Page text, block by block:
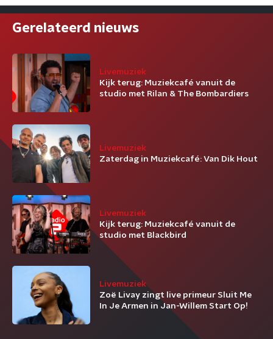
Gerelateerd nieuws
Livemuziek
Kijk terug: Muziekcafé vanuit de
studio met Rilan & The Bombardiers
Livemuziek
Zaterdag in Muziekcafé: Van Dik Hout
Livemuziek
Kijk terug: Muziekcafé vanuit de
studio met Blackbird
Livemuziek
Zoë Livay zingt live primeur Sluit Me
In Je Armen in Jan-Willem Start Op!